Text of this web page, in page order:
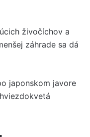
živočíchov a
záhrade sa dá
japonskom javore